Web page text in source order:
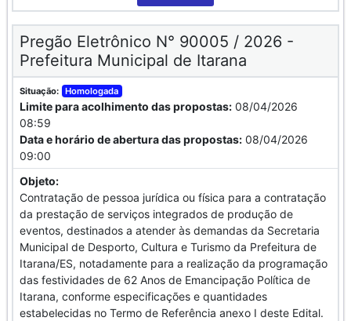
Pregão Eletrônico N° 90005 / 2026 -
Prefeitura Municipal de Itarana
Situação: Homologada
Limite para acolhimento das propostas: 08/04/2026
08:59
Data e horário de abertura das propostas: 08/04/2026
09:00
Objeto:
Contratação de pessoa jurídica ou física para a contratação
da prestação de serviços integrados de produção de
eventos, destinados a atender às demandas da Secretaria
Municipal de Desporto, Cultura e Turismo da Prefeitura de
Itarana/ES, notadamente para a realização da programação
das festividades de 62 Anos de Emancipação Política de
Itarana, conforme especificações e quantidades
estabelecidas no Termo de Referência anexo I deste Edital.